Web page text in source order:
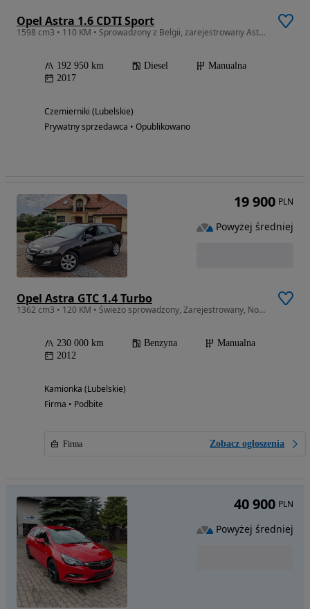
Opel Astra 1.6 CDTI Sport
1598 cm3 • 110 KM • Sprowadzony z Belgii, zarejestrowany Astra Sport Tourer navigacja
192 950 km Diesel
Manualna
2017
Czemierniki (Lubelskie)
Prywatny sprzedawca • Opublikowano
Opel Astra GTC 1.4 Turbo
1362 cm3 • 120 KM • Świeżo sprowadzony, Zarejestrowany, Nowy rozrząd
230 000 km Benzyna
Manualna
2012
Kamionka (Lubelskie)
Firma • Podbite
Firma Zobacz ogłoszenia
19 900 PLN
Powyżej średniej
40 900 PLN
Powyżej średniej